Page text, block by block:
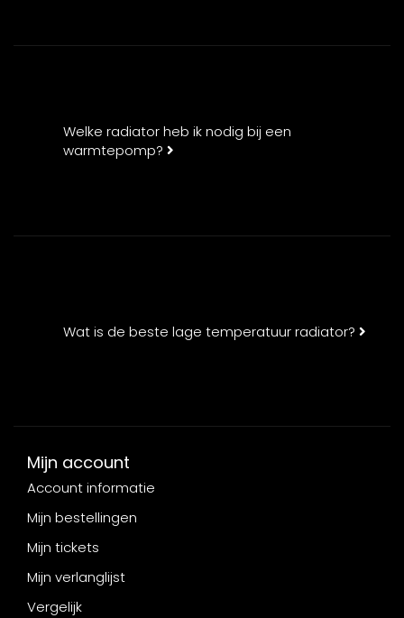
Welke radiator heb ik nodig bij een
warmtepomp?
Wat is de beste lage temperatuur radiator?
Mijn account
Account informatie
Mijn bestellingen
Mijn tickets
Mijn verlanglijst
Vergelijk